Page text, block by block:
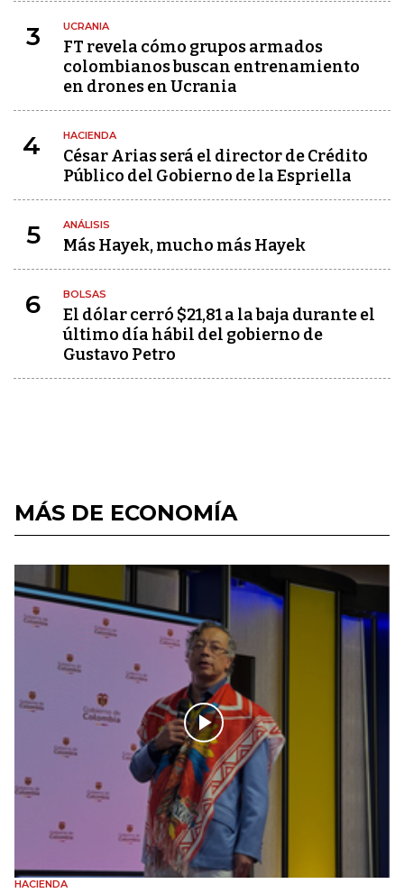
3 UCRANIA
FT revela cómo grupos armados
colombianos buscan entrenamiento
en drones en Ucrania
4 HACIENDA
César Arias será el director de Crédito
Público del Gobierno de la Espriella
5 ANÁLISIS
Más Hayek, mucho más Hayek
6 BOLSAS
El dólar cerró $21,81 a la baja durante el
último día hábil del gobierno de
Gustavo Petro
MÁS DE ECONOMÍA
HACIENDA